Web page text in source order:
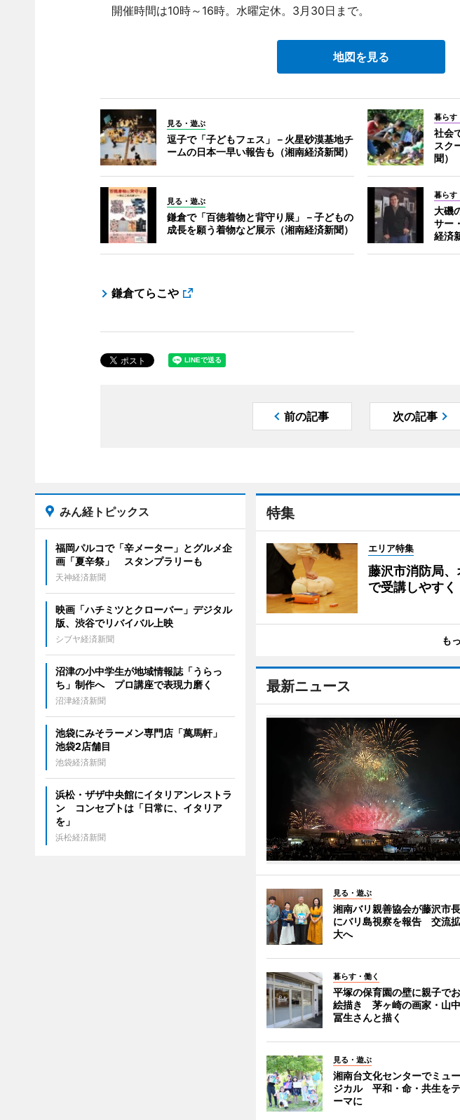
開催時間は10時～16時。水曜定休。3月30日まで。
地図を見る
見る・遊ぶ
逗子で「子どもフェス」－火星砂漠基地チ
ームの日本一早い報告も（湘南経済新聞）
暮らす
社会
スク
聞）
見る・遊ぶ
鎌倉で「百徳着物と背守り展」－子どもの
成長を願う着物など展示（湘南経済新聞）
暮らす
大磯
サー
経済
鎌倉てらこや
前の記事 次の記事
特集
エリア特集
藤沢市消防局
で受講しやすく
も
最新ニュース
見る・遊ぶ
湘南バリ親善協会が藤沢市長
にバリ島視察を報告 交流拡
大へ
暮らす・働く
平塚の保育園の壁に親子でお
絵描き 茅ヶ崎の画家・山中
冨生さんと描く
見る・遊ぶ
湘南台文化センターでミュー
ジカル 平和・命・共生をテ
ーマに
みん経トピックス
福岡パルコで「辛メーター」とグルメ企
画「夏辛祭」 スタンプラリーも
天神経済新聞
映画「ハチミツとクローバー」デジタル
版、渋谷でリバイバル上映
シブヤ経済新聞
沼津の小中学生が地域情報誌「うらっ
ち」制作へ プロ講座で表現力磨く
沼津経済新聞
池袋にみそラーメン専門店「萬馬軒」
池袋2店舗目
池袋経済新聞
浜松・ザザ中央館にイタリアンレストラ
ン コンセプトは「日常に、イタリア
を」
浜松経済新聞